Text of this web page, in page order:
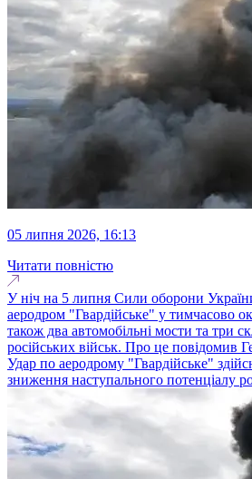
05 липня 2026, 16:13
Читати повністю
У ніч на 5 липня Сили оборони
аеродром "Гвардійське" у тимчасово
також два автомобільні мости та три
російських військ. Про це повідомив
Удар по аеродрому "Гвардійське"
зниження наступального потенціалу